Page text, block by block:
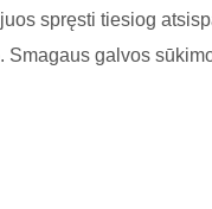
spręsti tiesiog
Smagaus galvos